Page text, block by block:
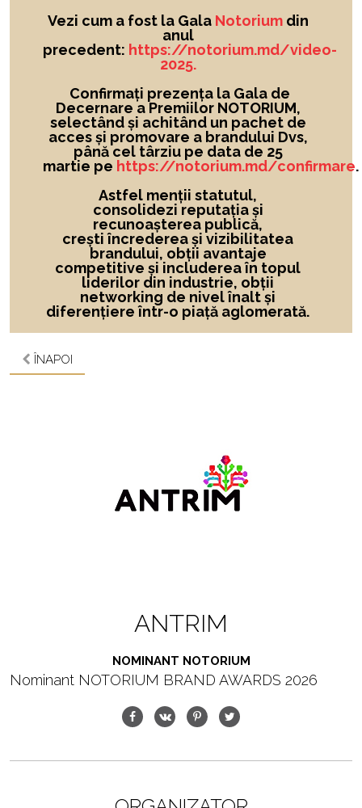
Vezi cum a fost la Gala Notoriumdin
anul
precedent: https://notorium.md/video-
2025.
Confirmați prezența la Gala de
Decernare a Premiilor NOTORIUM,
selectând și achitând un pachet de
acces și promovare a brandului Dvs,
până cel târziu pe data de 25
martie pe https://notorium.md/confirmare.
Astfel menții statutul,
consolidezi reputația și
recunoașterea publică,
crești încrederea și vizibilitatea
brandului, obții avantaje
competitive și includerea în topul
liderilor din industrie, obții
networking de nivel înalt și
diferențiere într-o piață aglomerată.
ÎNAPOI
ANTRIM
NOMINANT NOTORIUM
Nominant NOTORIUM BRAND AWARDS 2026